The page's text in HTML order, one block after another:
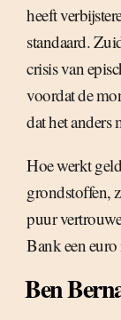
heeft
standaard.
crisis van
voordat de
dat het anders
Hoe werkt
grondstoffen,
puur
Bank een
Ben